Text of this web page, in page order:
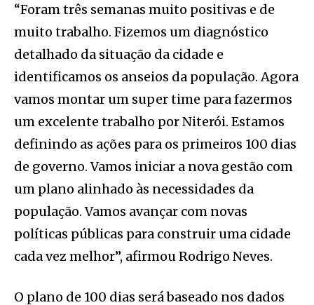
“Foram três semanas muito positivas e de
muito trabalho. Fizemos um diagnóstico
detalhado da situação da cidade e
identificamos os anseios da população. Agora
vamos montar um super time para fazermos
um excelente trabalho por Niterói. Estamos
definindo as ações para os primeiros 100 dias
de governo. Vamos iniciar a nova gestão com
um plano alinhado às necessidades da
população. Vamos avançar com novas
políticas públicas para construir uma cidade
cada vez melhor”, afirmou Rodrigo Neves.
O plano de 100 dias será baseado nos dados